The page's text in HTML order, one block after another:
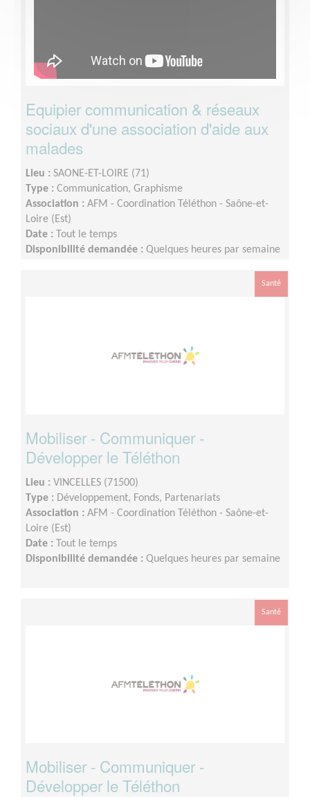
Equipier communication & réseaux
sociaux d'une association d'aide aux
malades
Lieu : SAONE-ET-LOIRE (71)
Type : Communication, Graphisme
Association : AFM - Coordination Téléthon - Saône-et-
Loire (Est)
Date :
Tout le temps
Disponibilité demandée : Quelques heures par semaine
Santé
Mobiliser - Communiquer -
Développer le Téléthon
Lieu : VINCELLES (71500)
Type : Développement, Fonds, Partenariats
Association : AFM - Coordination Téléthon - Saône-et-
Loire (Est)
Date :
Tout le temps
Disponibilité demandée : Quelques heures par semaine
Santé
Mobiliser - Communiquer -
Développer le Téléthon